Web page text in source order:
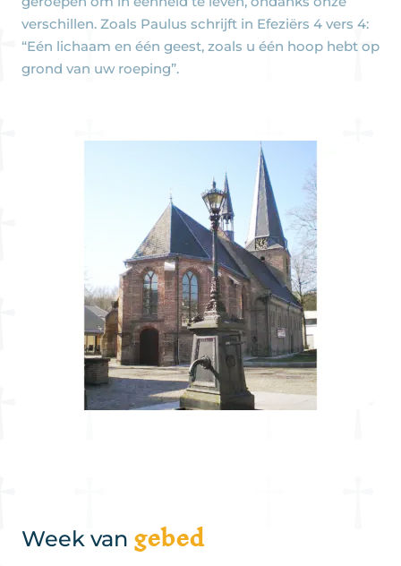
verschillen. Zoals Paulus schrijft in Efeziërs 4 vers 4:
“Eén lichaam en één geest, zoals u één hoop hebt op
grond van uw roeping”.
Week van gebed